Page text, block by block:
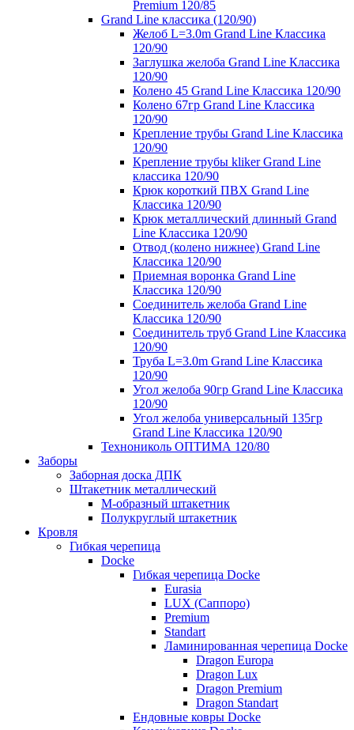
Premium 120/85
Grand Line классика (120/90)
Желоб L=3.0m Grand Line Классика
120/90
Заглушка желоба Grand Line Классика
120/90
Колено 45 Grand Line Классика 120/90
Колено 67гр Grand Line Классика
120/90
Крепление трубы Grand Line Классика
120/90
Крепление трубы kliker Grand Line
классика 120/90
Крюк короткий ПВХ Grand Line
Классика 120/90
Крюк металлический длинный Grand
Line Классика 120/90
Отвод (колено нижнее) Grand Line
Классика 120/90
Приемная воронка Grand Line
Классика 120/90
Соединитель желоба Grand Line
Классика 120/90
Соединитель труб Grand Line Классика
120/90
Труба L=3.0m Grand Line Классика
120/90
Угол желоба 90гр Grand Line Классика
120/90
Угол желоба универсальный 135гр
Grand Line Классика 120/90
Технониколь ОПТИМА 120/80
Заборы
Заборная доска ДПК
Штакетник металлический
М-образный штакетник
Полукруглый штакетник
Кровля
Гибкая черепица
Docke
Гибкая черепица Docke
Eurasia
LUX (Саппоро)
Premium
Standart
Ламинированная черепица Docke
Dragon Europa
Dragon Lux
Dragon Premium
Dragon Standart
Ендовные ковры Docke